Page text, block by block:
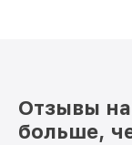
Отзывы
больше,